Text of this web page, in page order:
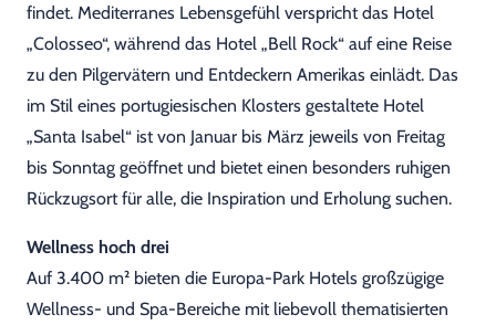
findet. Mediterranes Lebensgefühl verspricht das Hotel
„Colosseo“, während das Hotel „Bell Rock“ auf eine Reise
zu den Pilgervätern und Entdeckern Amerikas einlädt. Das
im Stil eines portugiesischen Klosters gestaltete Hotel
„Santa Isabel“ ist von Januar bis März jeweils von Freitag
bis Sonntag geöffnet und bietet einen besonders ruhigen
Rückzugsort für alle, die Inspiration und Erholung suchen.
Wellness hoch drei
Auf 3.400 m² bieten die Europa-Park Hotels großzügige
Wellness- und Spa-Bereiche mit liebevoll thematisierten